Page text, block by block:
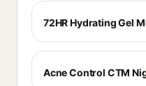
72HR Hydrating Gel
Acne Control CTM